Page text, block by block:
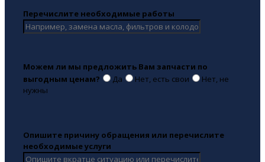
Перечислите необходимые работы
Можем ли мы предложить Вам запчасти по
выгодным ценам?
Да Нет, есть свои
Нет, не
нужны
Опишите причину обращения или перечислите
необходимые услуги